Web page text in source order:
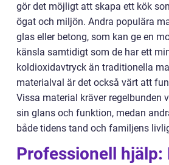
gör det möjligt att skapa ett kök
ögat och miljön. Andra populära
glas eller betong, som kan ge en
känsla samtidigt som de har ett
koldioxidavtryck än traditionella
materialval är det också värt att
Vissa material kräver regelbunden
sin glans och funktion, medan
både tidens tand och familjens
Professionell hjälp: